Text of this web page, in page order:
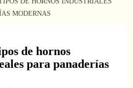
MODERNAS
de hornos
para panaderías